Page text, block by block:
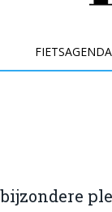
FIETSAGENDA
bijzondere